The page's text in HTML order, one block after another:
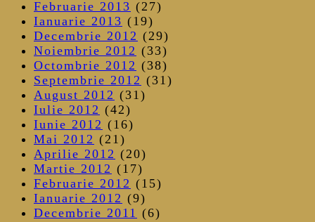
Februarie 2013 (27)
Ianuarie 2013 (19)
Decembrie 2012 (29)
Noiembrie 2012 (33)
Octombrie 2012 (38)
Septembrie 2012 (31)
August 2012 (31)
Iulie 2012 (42)
Iunie 2012 (16)
Mai 2012 (21)
Aprilie 2012 (20)
Martie 2012 (17)
Februarie 2012 (15)
Ianuarie 2012 (9)
Decembrie 2011 (6)